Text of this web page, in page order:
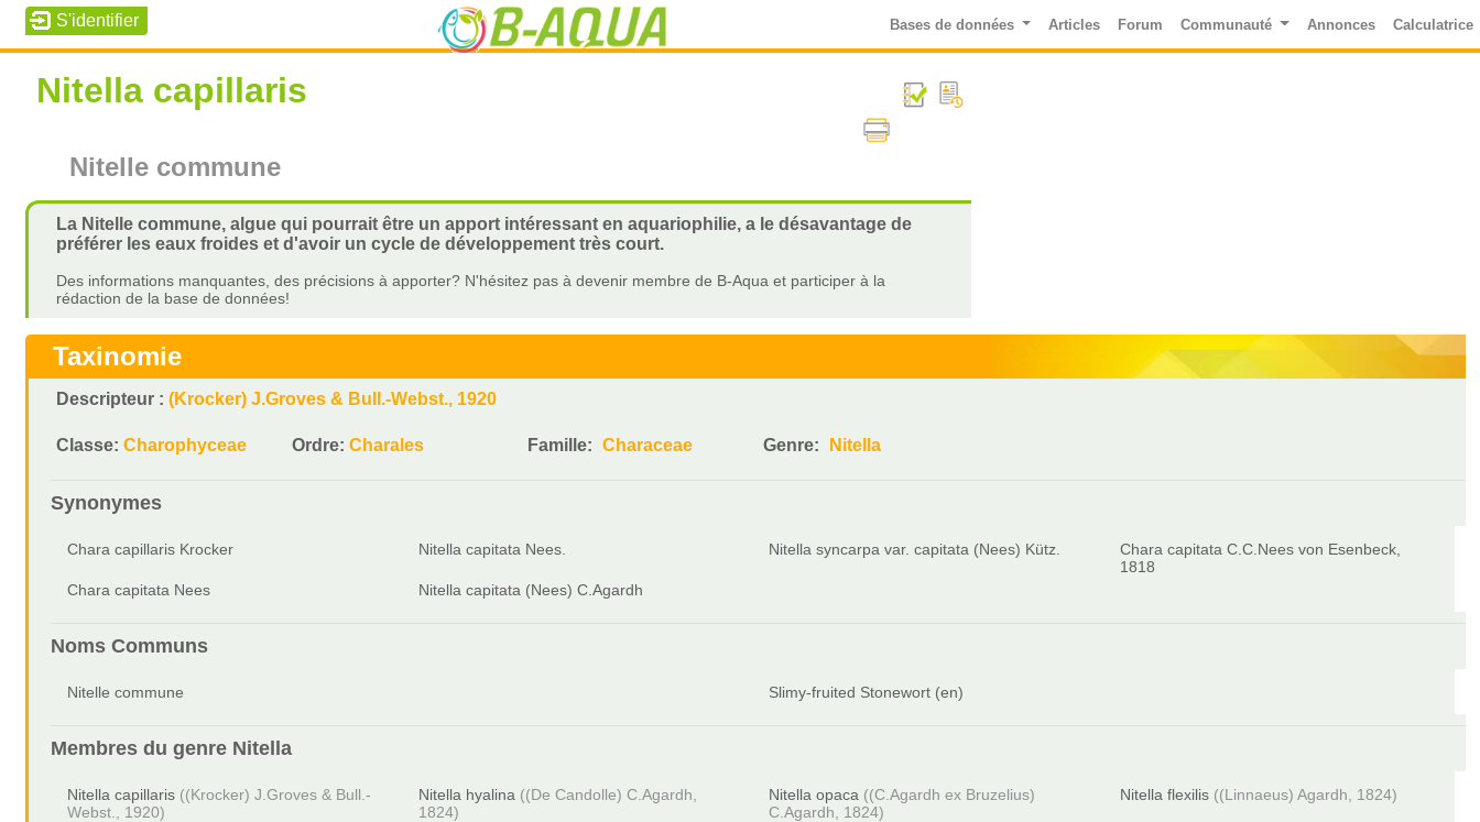
Bases de données Articles Forum Communauté Annonces Calculatrice
Nitella capillaris
Nitelle commune
La Nitelle commune, algue qui pourrait être un apport intéressant en aquariophilie, a le désavantage de
préférer les eaux froides et d'avoir un cycle de développement très court.
Des informations manquantes, des précisions à apporter? N'hésitez pas à devenir membre de B-Aqua et participer à la
rédaction de la base de données!
Taxinomie
Descripteur :(Krocker) J.Groves & Bull.-Webst., 1920
Classe:Charophyceae Ordre:Charales Famille: Characeae Genre: Nitella
Synonymes
Chara capillaris Krocker Nitella capitata Nees. Nitella syncarpa var. capitata (Nees) Kütz.
Chara capitata C.C.Nees von Esenbeck,
1818
Chara capitata Nees
Nitella capitata (Nees) C.Agardh
Noms Communs
Nitelle commune Slimy-fruited Stonewort (en)
Membres du genre Nitella
Nitella capillaris ((Krocker) J.Groves & Bull.-
Webst., 1920)
Nitella hyalina ((De Candolle) C.Agardh,
1824)
Nitella opaca ((C.Agardh ex Bruzelius)
C.Agardh, 1824)
Nitella flexilis ((Linnaeus) Agardh, 1824)